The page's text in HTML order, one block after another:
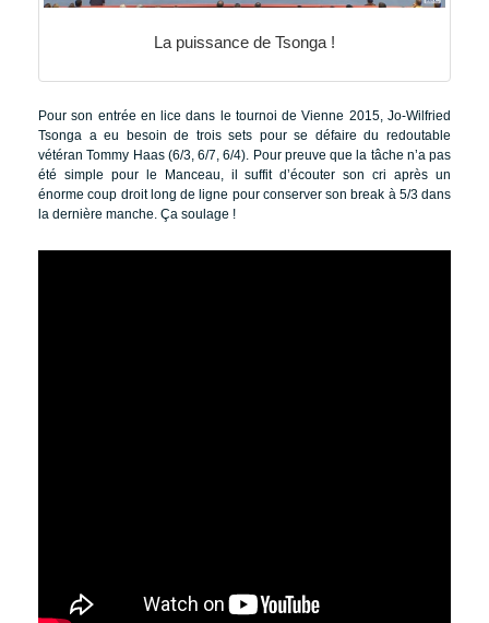
La puissance de Tsonga !
Pour son entrée en lice dans le tournoi de Vienne 2015, Jo-Wilfried
Tsonga a eu besoin de trois sets pour se défaire du redoutable
vétéran Tommy Haas (6/3, 6/7, 6/4). Pour preuve que la tâche n’a pas
été simple pour le Manceau, il suffit d’écouter son cri après un
énorme coup droit long de ligne pour conserver son break à 5/3 dans
la dernière manche. Ça soulage !